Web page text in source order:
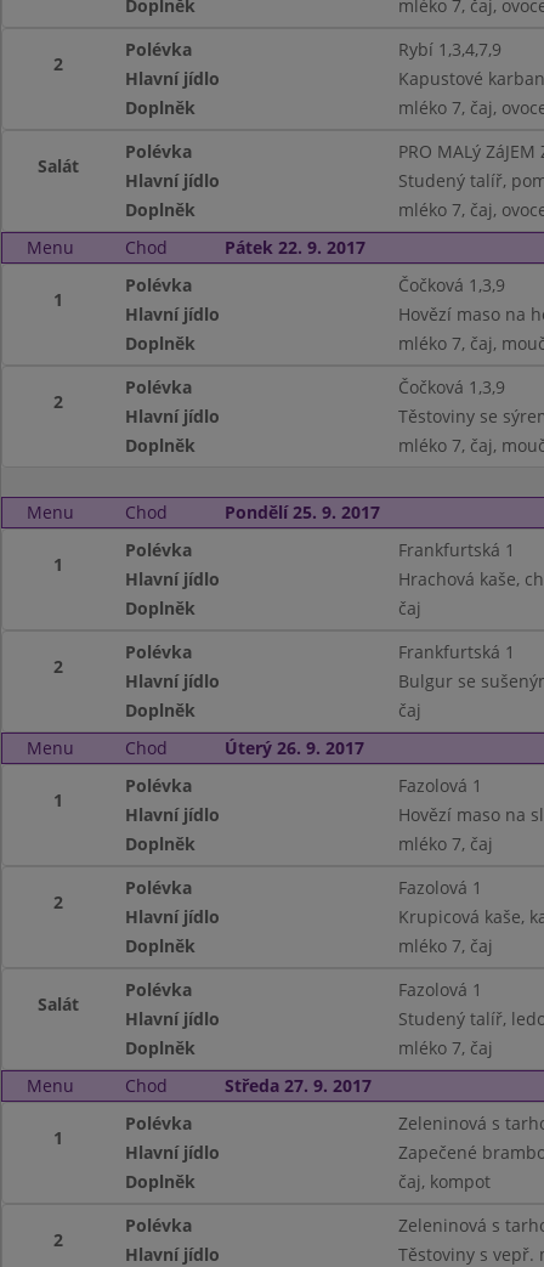
Doplněk mléko 7, čaj,
2
Polévka
Rybí 1,3,4,7,9
Hlavní jídlo
Kapustové
Doplněk
mléko 7, čaj,
Salát
Polévka
PRO MALý ZáJEM
Hlavní jídlo
Studený talíř,
Doplněk
mléko 7, čaj,
Menu
Chod Pátek 22. 9. 2017
1
Polévka
Čočková 1,3,9
Hlavní jídlo
Hovězí maso na
Doplněk
mléko 7, čaj,
2
Polévka
Čočková 1,3,9
Hlavní jídlo
Těstoviny se
Doplněk
mléko 7, čaj,
Menu Chod Pondělí 25. 9. 2017
1
Polévka
Frankfurtská 1
Hlavní jídlo
Hrachová kaše,
Doplněk
čaj
2
Polévka
Frankfurtská 1
Hlavní jídlo
Bulgur se
Doplněk
čaj
Menu
Chod Úterý 26. 9. 2017
1
Polévka
Fazolová 1
Hlavní jídlo
Hovězí maso na
Doplněk
mléko 7, čaj
2
Polévka
Fazolová 1
Hlavní jídlo
Krupicová kaše,
Doplněk
mléko 7, čaj
Salát
Polévka
Fazolová 1
Hlavní jídlo
Studený talíř,
Doplněk
mléko 7, čaj
Menu
Chod Středa 27. 9. 2017
1
Polévka
Zeleninová s
Hlavní jídlo
Zapečené
Doplněk
čaj, kompot
2
Polévka
Zeleninová s
Hlavní jídlo
Těstoviny s vepř.